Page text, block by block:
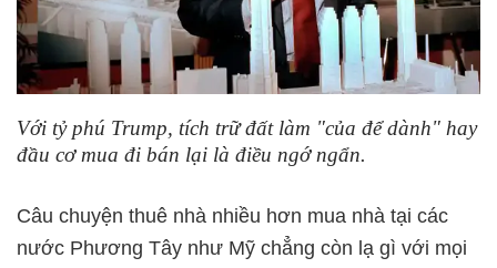
Với tỷ phú Trump, tích trữ đất làm "của để dành" hay
đầu cơ mua đi bán lại là điều ngớ ngẩn.
Câu chuyện thuê nhà nhiều hơn mua nhà tại các
nước Phương Tây như Mỹ chẳng còn lạ gì với mọi